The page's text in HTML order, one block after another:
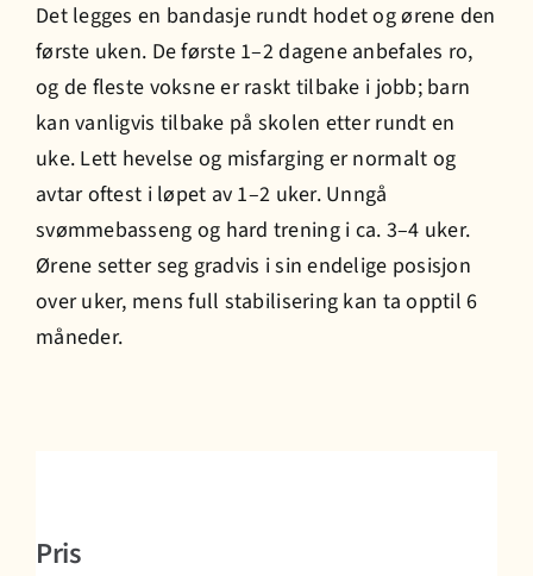
Det legges en bandasje rundt hodet og ørene den
første uken. De første 1–2 dagene anbefales ro,
og de fleste voksne er raskt tilbake i jobb; barn
kan vanligvis tilbake på skolen etter rundt en
uke. Lett hevelse og misfarging er normalt og
avtar oftest i løpet av 1–2 uker. Unngå
svømmebasseng og hard trening i ca. 3–4 uker.
Ørene setter seg gradvis i sin endelige posisjon
over uker, mens full stabilisering kan ta opptil 6
måneder.
Pris